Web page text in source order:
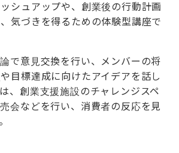
シュアップや、創業後の行動計画
気づきを得るための体験型講座で
で意見交換を行い、メンバーの将
目標達成に向けたアイデアを話し
、創業支援施設のチャレンジスペ
会などを行い、消費者の反応を見